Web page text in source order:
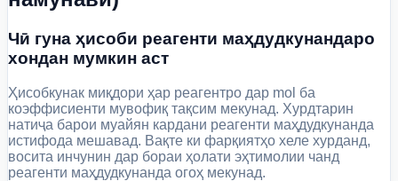
Чӣ гуна ҳисоби реагенти маҳдудкунандаро
хондан мумкин аст
Ҳисобкунак миқдори ҳар реагентро дар mol ба
коэффисиенти мувофиқ тақсим мекунад. Хурдтарин
натиҷа барои муайян кардани реагенти маҳдудкунанда
истифода мешавад. Вақте ки фарқиятҳо хеле хурданд,
восита инчунин дар бораи ҳолати эҳтимолии чанд
реагенти маҳдудкунанда огоҳ мекунад.